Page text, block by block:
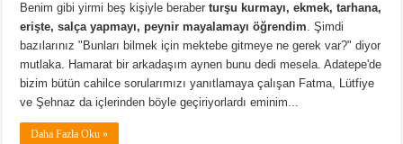
Benim gibi yirmi beş kişiyle beraber turşu kurmayı, ekmek, tarhana,
erişte, salça yapmayı, peynir mayalamayı öğrendim. Şimdi
bazılarınız "Bunları bilmek için mektebe gitmeye ne gerek var?" diyor
mutlaka. Hamarat bir arkadaşım aynen bunu dedi mesela. Adatepe'de
bizim bütün cahilce sorularımızı yanıtlamaya çalışan Fatma, Lütfiye
ve Şehnaz da içlerinden böyle geçiriyorlardı eminim...
Daha Fazla Oku »